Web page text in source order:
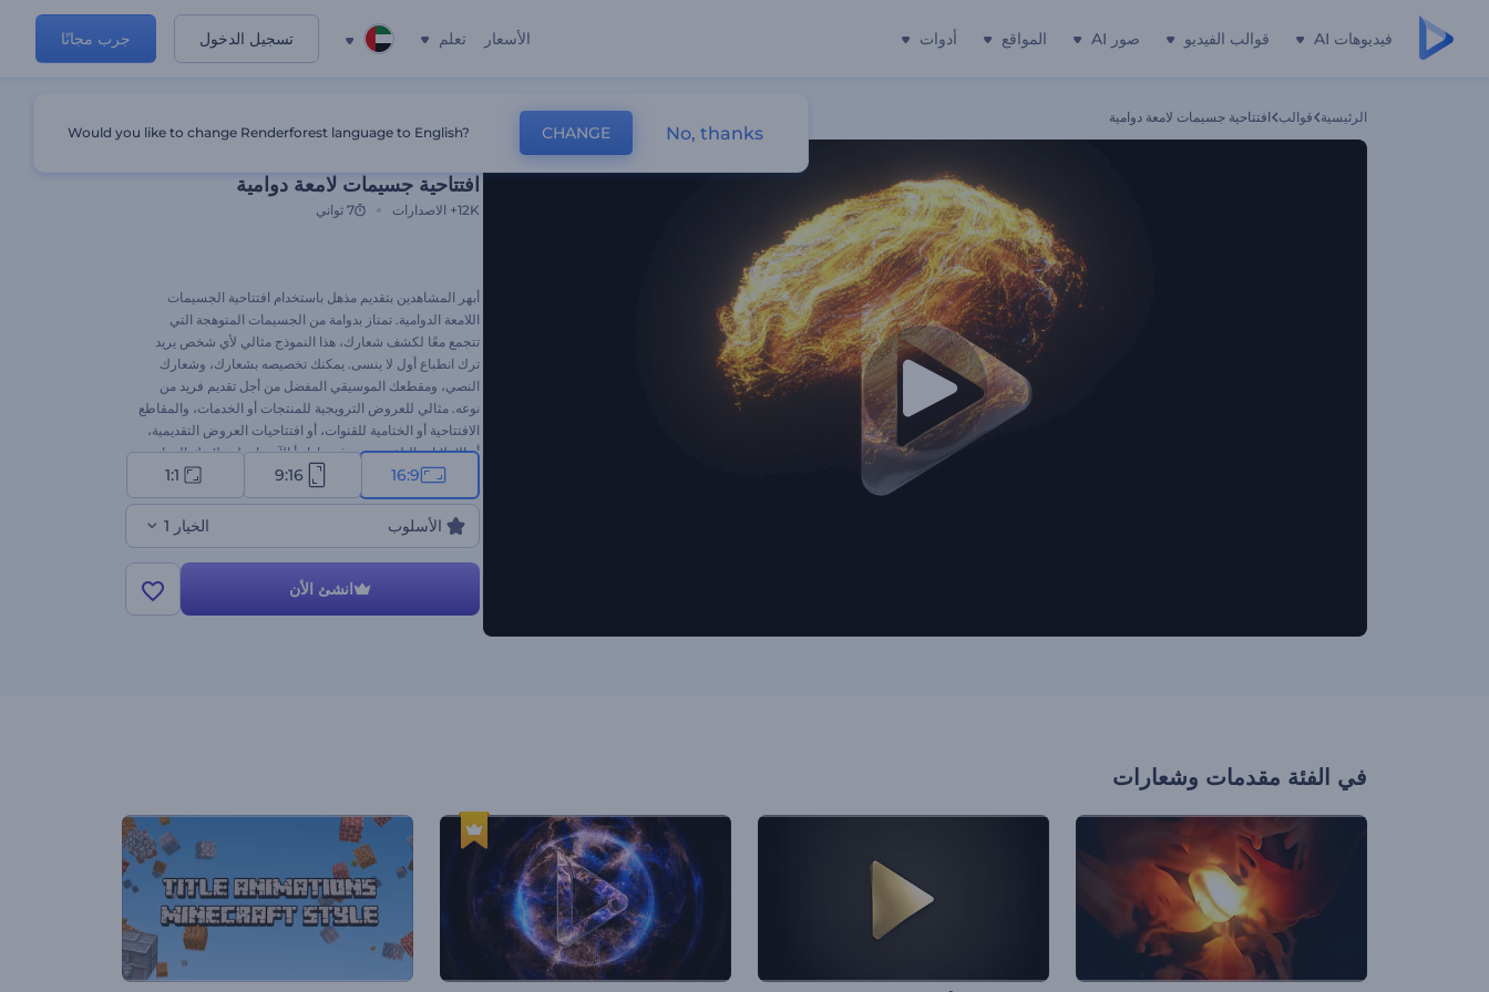
فيديوهات AI قوالب الفيديو صور AI المواقع أدوات الأسعار تعلم تسجيل الدخول جرب مجانًا
الرئيسية قوالب افتتاحية جسيمات لامعة دوامية
افتتاحية جسيمات لامعة دوامية
12K+ الاصدارات 7 ثواني
أبهر المشاهدين بتقديم مذهل باستخدام افتتاحية الجسيمات
اللامعة الدوامية. تمتاز بدوامة من الجسيمات المتوهجة التي
تتجمع معًا لكشف شعارك، هذا النموذج مثالي لأي شخص يريد
ترك انطباع أول لا ينسى. يمكنك تخصيصه بشعارك، وشعارك
النصي، ومقطعك الموسيقي المفضل من أجل تقديم فريد من
نوعه. مثالي للعروض الترويجية للمنتجات أو الخدمات، والمقاطع
الافتتاحية أو الختامية للقنوات، أو افتتاحيات العروض التقديمية،
أو الإعلانات التلفزيونية، وغيرها. ابدأ الآن واجعل علامتك التجارية
16:9
9:16
1:1
الأسلوب الخيار 1
انشئ الأن
في الفئة مقدمات وشعارات
Would you like to change Renderforest language to English? CHANGE No, thanks